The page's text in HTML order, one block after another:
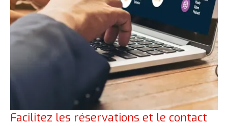
Facilitez les réservations et le contact